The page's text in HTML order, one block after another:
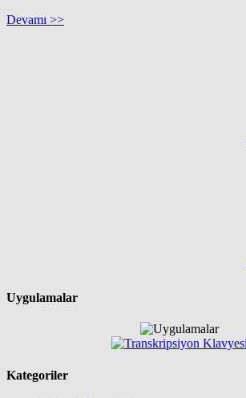
Devamı >>
Uygulamalar
Kategoriler